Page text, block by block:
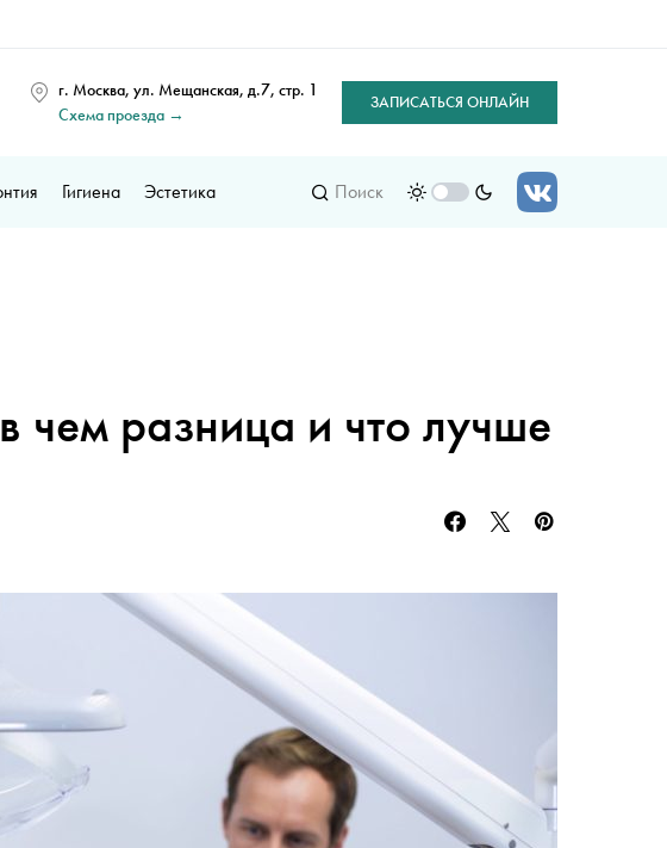
г. Москва, ул. Мещанская, д.7, стр. 1
Схема проезда →
ЗАПИСАТЬСЯ ОНЛАЙН
Гигиена Эстетика Поиск
чем разница и что лучше